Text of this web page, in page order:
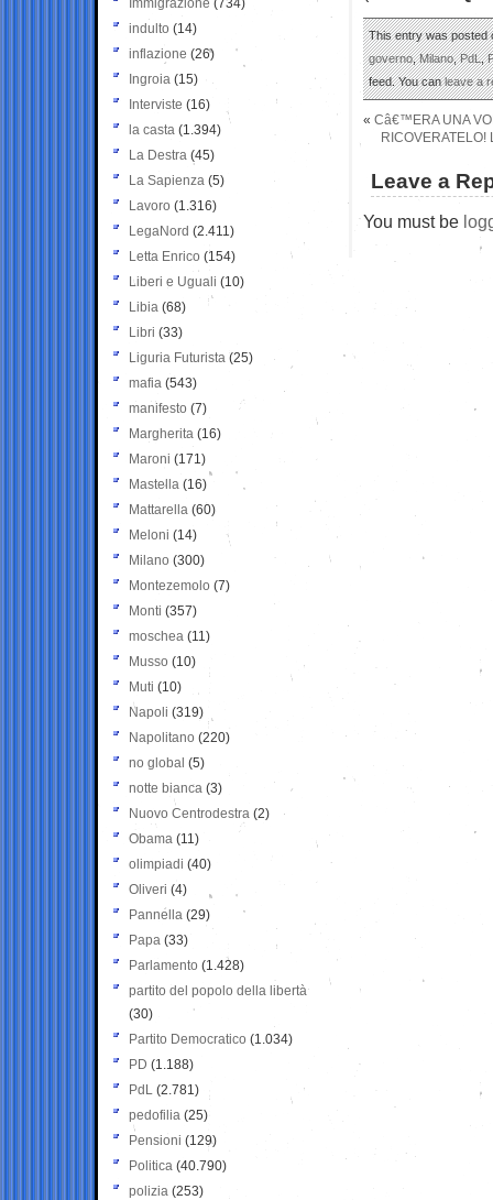
This entry was posted
governo,Milano,PdL,
feed. You canleave a
« Câ€™ERA UNA
RICOVERATELO!
Leave a
You must be
Immigrazione (734)
indulto (14)
inflazione (26)
Ingroia (15)
Interviste (16)
la casta (1.394)
La Destra (45)
La Sapienza (5)
Lavoro (1.316)
LegaNord (2.411)
Letta Enrico (154)
Liberi e Uguali (10)
Libia (68)
Libri (33)
Liguria Futurista (25)
mafia (543)
manifesto (7)
Margherita (16)
Maroni (171)
Mastella (16)
Mattarella (60)
Meloni (14)
Milano (300)
Montezemolo (7)
Monti (357)
moschea (11)
Musso (10)
Muti (10)
Napoli (319)
Napolitano (220)
no global (5)
notte bianca (3)
Nuovo Centrodestra (2)
Obama (11)
olimpiadi (40)
Oliveri (4)
Pannella (29)
Papa (33)
Parlamento (1.428)
partito del popolo della libertà
(30)
Partito Democratico (1.034)
PD (1.188)
PdL (2.781)
pedofilia (25)
Pensioni (129)
Politica (40.790)
polizia (253)